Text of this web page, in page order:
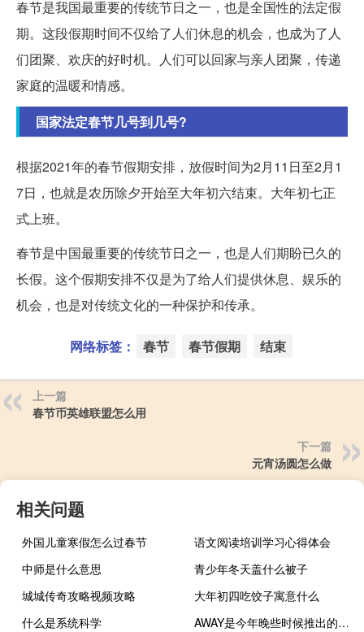
春节是我国最重要的传统节日之一，也是全国性的法定假
期。这段假期时间不仅给了人们休息的机会，也成为了人
们团聚、欢庆的好时机。人们可以回家与亲人团聚，传递
家庭的温暖和情感。
国家法定春节几号到几号?
根据2021年的春节假期安排，放假时间为2月11日至2月1
7日，也就是农历除夕开始至大年初六结束。大年初七正
式上班。
春节是中国最重要的传统节日之一，也是人们期盼已久的
长假。这个假期安排不仅是为了给人们提供休息、娱乐的
机会，也是对传统文化的一种保护和传承。
网络标签： 春节 春节假期 结束
上一篇
春节币英雄联盟怎么用
下一篇
元宵汤圆怎么做
相关问题
外国儿童寒假怎么过春节
语文阅读培训学习心得体会
中师是什么意思
青少年冬天盖什么被子
城城传奇攻略视频攻略
大年初四吃饺子寓意什么
什么是系统科学
AWAY是今年晚些时候推出的一款独特的生存游戏